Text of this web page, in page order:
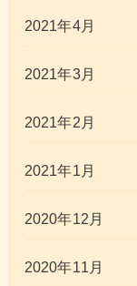
2021年4月
2021年3月
2021年2月
2021年1月
2020年12月
2020年11月